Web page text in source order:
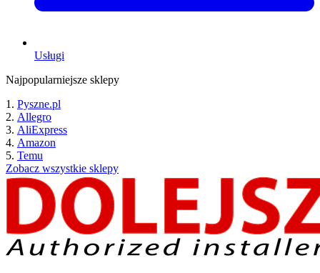
Usługi
Najpopularniejsze sklepy
Pyszne.pl
Allegro
AliExpress
Amazon
Temu
Zobacz wszystkie sklepy